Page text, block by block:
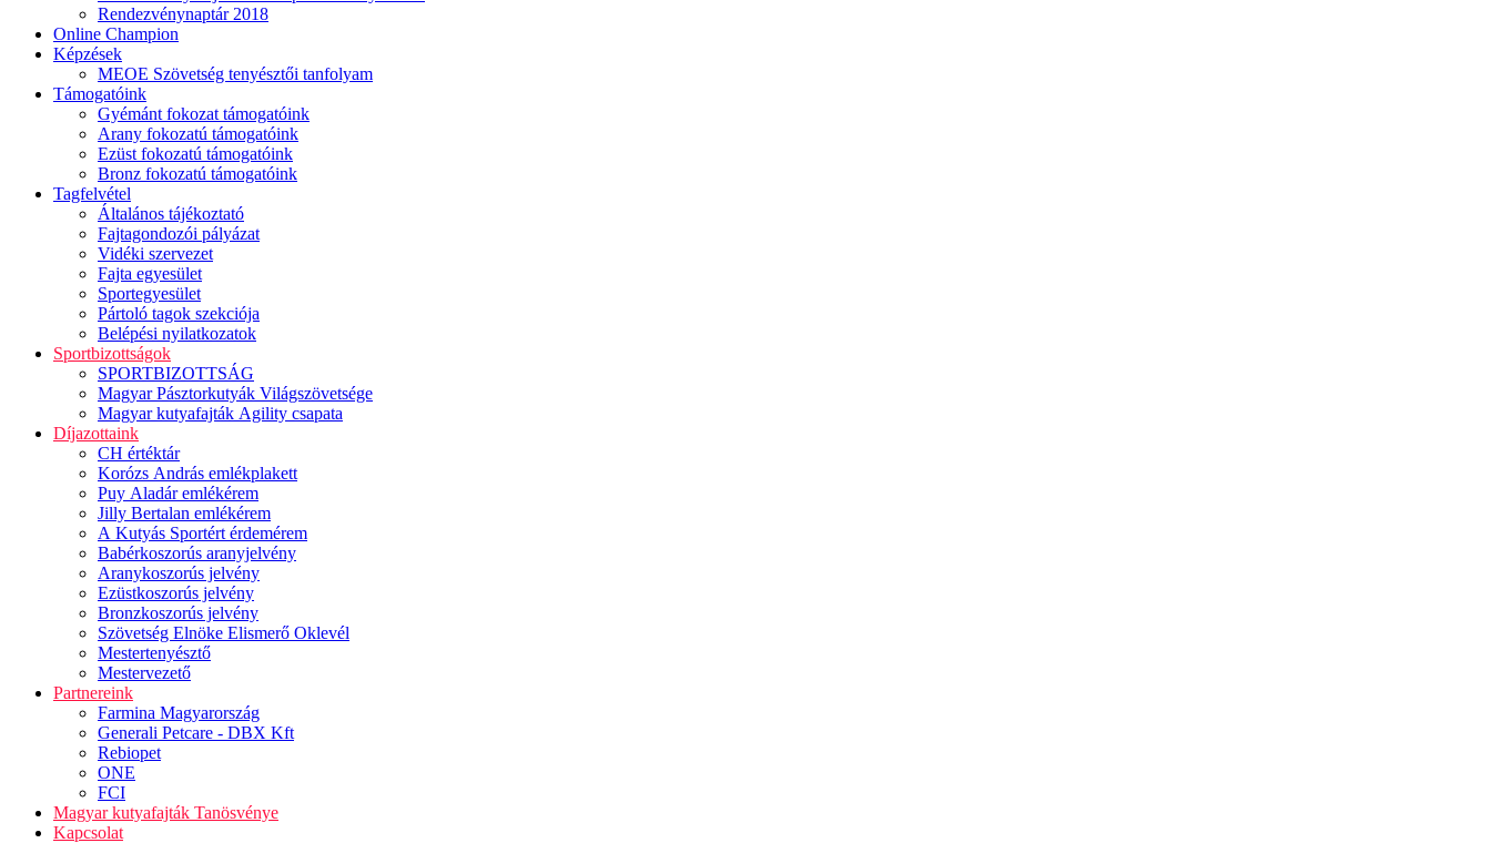
Rendezvénynaptár 2018
Online Champion
Képzések
MEOE Szövetség tenyésztői tanfolyam
Támogatóink
Gyémánt fokozat támogatóink
Arany fokozatú támogatóink
Ezüst fokozatú támogatóink
Bronz fokozatú támogatóink
Tagfelvétel
Általános tájékoztató
Fajtagondozói pályázat
Vidéki szervezet
Fajta egyesület
Sportegyesület
Pártoló tagok szekciója
Belépési nyilatkozatok
Sportbizottságok
SPORTBIZOTTSÁG
Magyar Pásztorkutyák Világszövetsége
Magyar kutyafajták Agility csapata
Díjazottaink
CH értéktár
Korózs András emlékplakett
Puy Aladár emlékérem
Jilly Bertalan emlékérem
A Kutyás Sportért érdemérem
Babérkoszorús aranyjelvény
Aranykoszorús jelvény
Ezüstkoszorús jelvény
Bronzkoszorús jelvény
Szövetség Elnöke Elismerő Oklevél
Mestertenyésztő
Mestervezető
Partnereink
Farmina Magyarország
Generali Petcare - DBX Kft
Rebiopet
ONE
FCI
Magyar kutyafajták Tanösvénye
Kapcsolat